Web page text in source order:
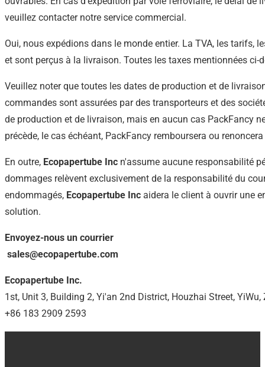
veuillez contacter notre service commercial.
Oui, nous expédions dans le monde entier. La TVA, les
et sont perçus à la livraison. Toutes les taxes mentionnées
Veuillez noter que toutes les dates de production et de
commandes sont assurées par des transporteurs et des
de production et de livraison, mais en aucun cas PackFancy
précède, le cas échéant, PackFancy remboursera ou
En outre, Ecopapertube Inc n'assume aucune responsabilité
dommages relèvent exclusivement de la responsabilité du
endommagés, Ecopapertube Inc aidera le client à ouvrir une
solution.
Envoyez-nous un courrier
sales@ecopapertube.com
Ecopapertube Inc.
1st, Unit 3, Building 2, Yi'an 2nd District, Houzhai Street,
+86 183 2909 2593